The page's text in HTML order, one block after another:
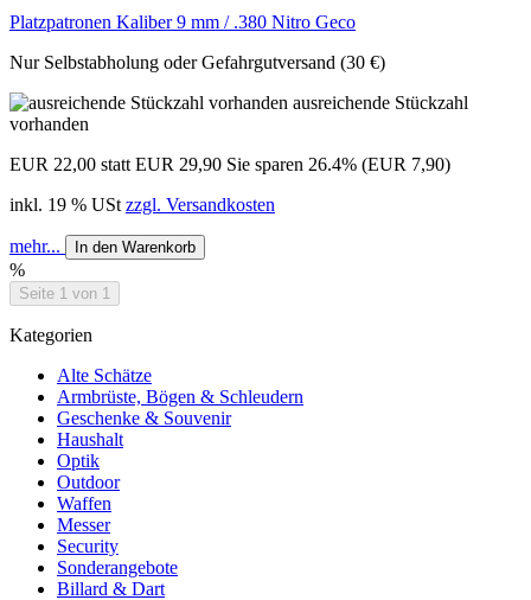
Platzpatronen Kaliber 9 mm / .380 Nitro Geco
Nur Selbstabholung oder Gefahrgutversand (30 €)
ausreichende Stückzahl
vorhanden
EUR 22,00 statt EUR 29,90 Sie sparen 26.4% (EUR 7,90)
inkl. 19 % USt zzgl. Versandkosten
mehr... In den Warenkorb
%
Seite 1 von 1
Kategorien
Alte Schätze
Armbrüste, Bögen & Schleudern
Geschenke & Souvenir
Haushalt
Optik
Outdoor
Waffen
Messer
Security
Sonderangebote
Billard & Dart